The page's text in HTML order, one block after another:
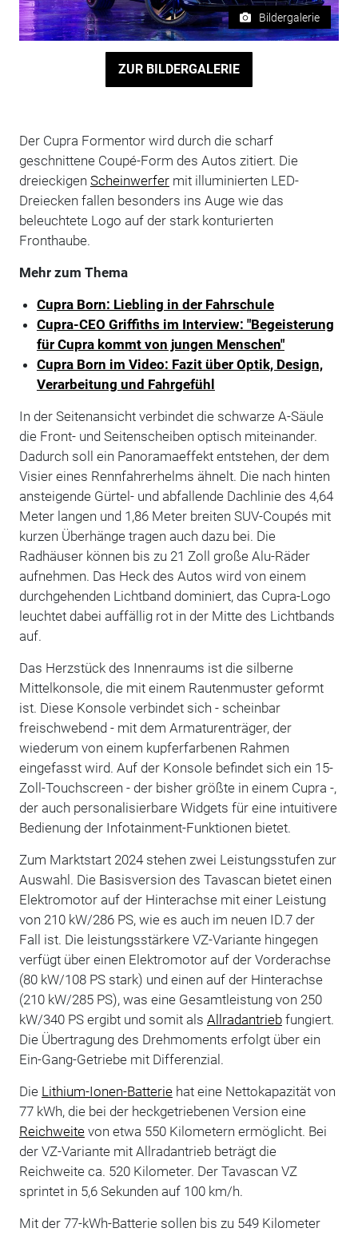
Bildergalerie
ZUR BILDERGALERIE
Der Cupra Formentor wird durch die scharf
geschnittene Coupé-Form des Autos zitiert. Die
dreieckigen Scheinwerfermit illuminierten LED-
Dreiecken fallen besonders ins Auge wie das
beleuchtete Logo auf der stark konturierten
Fronthaube.
Mehr zum Thema
Cupra Born: Liebling in der Fahrschule
Cupra-CEO Griffiths im Interview: "Begeisterung
für Cupra kommt von jungen Menschen"
Cupra Born im Video: Fazit über Optik, Design,
Verarbeitung und Fahrgefühl
In der Seitenansicht verbindet die schwarze A-Säule
die Front- und Seitenscheiben optisch miteinander.
Dadurch soll ein Panoramaeffekt entstehen, der dem
Visier eines Rennfahrerhelms ähnelt. Die nach hinten
ansteigende Gürtel- und abfallende Dachlinie des 4,64
Meter langen und 1,86 Meter breiten SUV-Coupés mit
kurzen Überhänge tragen auch dazu bei. Die
Radhäuser können bis zu 21 Zoll große Alu-Räder
aufnehmen. Das Heck des Autos wird von einem
durchgehenden Lichtband dominiert, das Cupra-Logo
leuchtet dabei auffällig rot in der Mitte des Lichtbands
auf.
Das Herzstück des Innenraums ist die silberne
Mittelkonsole, die mit einem Rautenmuster geformt
ist. Diese Konsole verbindet sich - scheinbar
freischwebend - mit dem Armaturenträger, der
wiederum von einem kupferfarbenen Rahmen
eingefasst wird. Auf der Konsole befindet sich ein 15-
Zoll-Touchscreen - der bisher größte in einem Cupra -,
der auch personalisierbare Widgets für eine intuitivere
Bedienung der Infotainment-Funktionen bietet.
Zum Marktstart 2024 stehen zwei Leistungsstufen zur
Auswahl. Die Basisversion des Tavascan bietet einen
Elektromotor auf der Hinterachse mit einer Leistung
von 210 kW/286 PS, wie es auch im neuen ID.7 der
Fall ist. Die leistungsstärkere VZ-Variante hingegen
verfügt über einen Elektromotor auf der Vorderachse
(80 kW/108 PS stark) und einen auf der Hinterachse
(210 kW/285 PS), was eine Gesamtleistung von 250
kW/340 PS ergibt und somit als Allradantriebfungiert.
Die Übertragung des Drehmoments erfolgt über ein
Ein-Gang-Getriebe mit Differenzial.
Die Lithium-Ionen-Batteriehat eine Nettokapazität von
77 kWh, die bei der heckgetriebenen Version eine
Reichweitevon etwa 550 Kilometern ermöglicht. Bei
der VZ-Variante mit Allradantrieb beträgt die
Reichweite ca. 520 Kilometer. Der Tavascan VZ
sprintet in 5,6 Sekunden auf 100 km/h.
Mit der 77-kWh-Batterie sollen bis zu 549 Kilometer